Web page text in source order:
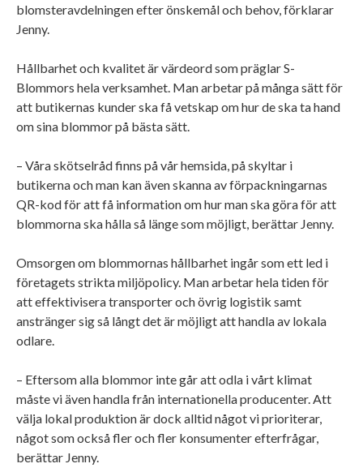
blomsteravdelningen efter önskemål och behov, förklarar
Jenny.
Hållbarhet och kvalitet är värdeord som präglar S-
Blommors hela verksamhet. Man arbetar på många sätt för
att butikernas kunder ska få vetskap om hur de ska ta hand
om sina blommor på bästa sätt.
– Våra skötselråd finns på vår hemsida, på skyltar i
butikerna och man kan även skanna av förpackningarnas
QR-kod för att få information om hur man ska göra för att
blommorna ska hålla så länge som möjligt, berättar Jenny.
Omsorgen om blommornas hållbarhet ingår som ett led i
företagets strikta miljöpolicy. Man arbetar hela tiden för
att effektivisera transporter och övrig logistik samt
anstränger sig så långt det är möjligt att handla av lokala
odlare.
– Eftersom alla blommor inte går att odla i vårt klimat
måste vi även handla från internationella producenter. Att
välja lokal produktion är dock alltid något vi prioriterar,
något som också fler och fler konsumenter efterfrågar,
berättar Jenny.